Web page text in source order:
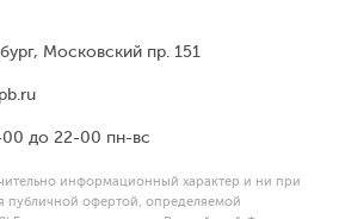
Московский пр. 151
до 22-00 пн-вс
информационный характер и ни при
публичной офертой, определяемой